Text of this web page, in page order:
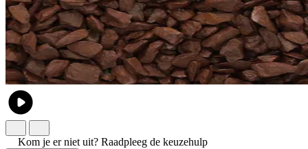
Kom je er niet uit? Raadpleeg de keuzehulp